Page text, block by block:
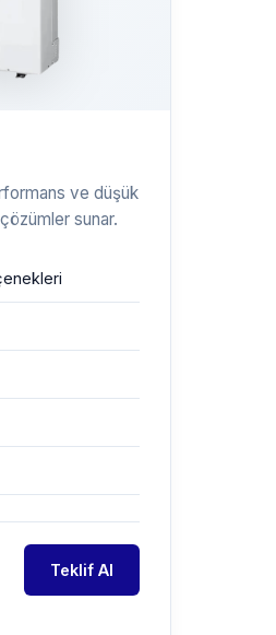
ve düşük
sunar.
Teklif Al